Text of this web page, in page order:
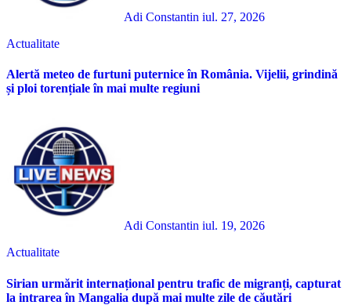
Adi Constantin iul. 27, 2026
Actualitate
Alertă meteo de furtuni puternice în România. Vijelii, grindină
și ploi torențiale în mai multe regiuni
Adi Constantin iul. 19, 2026
Actualitate
Sirian urmărit internațional pentru trafic de migranți, capturat
la intrarea în Mangalia după mai multe zile de căutări